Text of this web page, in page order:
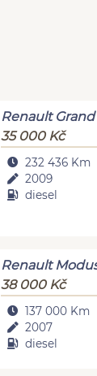
Renault Grand
35 000 Kč
232 436 Km
2009
diesel
Renault
38 000 Kč
137 000 Km
2007
diesel